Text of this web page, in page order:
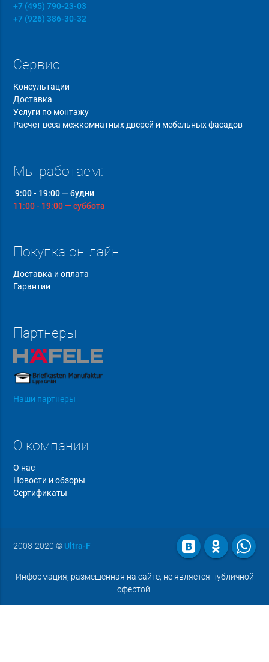
+7 (495) 790-23-03
+7 (926) 386-30-32
Сервис
Консультации
Доставка
Услуги по монтажу
Расчет веса межкомнатных дверей и мебельных фасадов
Мы работаем:
9:00 - 19:00 — будни
11:00 - 19:00 — суббота
Покупка он-лайн
Доставка и оплата
Гарантии
Партнеры
Наши партнеры
О компании
О нас
Новости и обзоры
Сертификаты
2008-2020 © Ultra-F
Информация, размещенная на сайте, не является публичной
офертой.